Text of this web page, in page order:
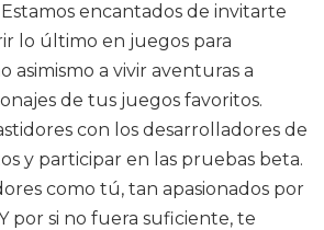
encantados de invitarte
lo último en juegos para
asimismo a vivir aventuras a
de tus juegos favoritos.
con los desarrolladores de
y participar en las pruebas beta.
como tú, tan apasionados por
por si no fuera suficiente, te